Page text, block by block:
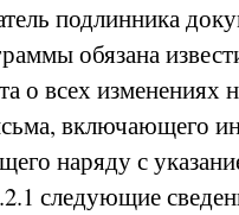
подлинника
обязана
о всех изменениях
включающего
наряду с
следующие